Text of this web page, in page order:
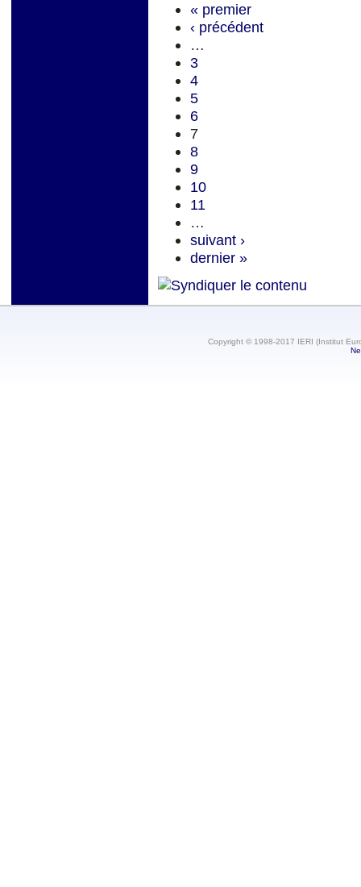
« premier
‹ précédent
…
3
4
5
6
7
8
9
10
11
…
suivant ›
dernier »
Copyright © 1998-2017 IERI (Institut